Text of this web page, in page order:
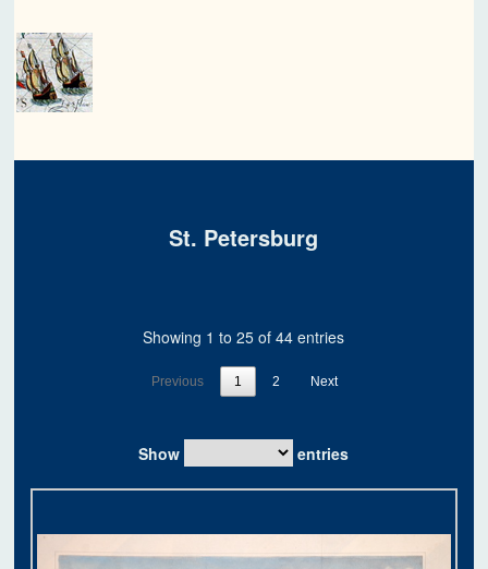
St. Petersburg
Show entries
Showing 1 to 25 of 44 entries
Previous 1 2 Next